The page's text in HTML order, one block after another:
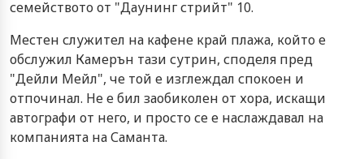
семейството от "Даунинг стрийт" 10.
Местен служител на кафене край плажа, който е
обслужил Камерън тази сутрин, споделя пред
"Дейли Мейл", че той е изглеждал спокоен и
отпочинал. Не е бил заобиколен от хора, искащи
автографи от него, и просто се е наслаждавал на
компанията на Саманта.